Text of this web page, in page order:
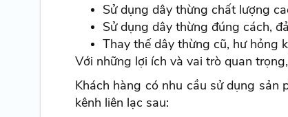
Sử dụng dây thừng chất lượng
Sử dụng dây thừng đúng cách,
Thay thế dây thừng cũ, hư hỏng
Với những lợi ích và vai trò quan
Khách hàng có nhu cầu sử dụng sản
kênh liên lạc sau: